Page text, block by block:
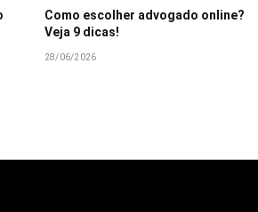
Como escolher advogado online?
Veja 9 dicas!
28/06/2026